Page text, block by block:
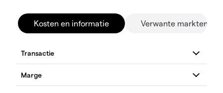
Kosten en informatie Verwante markten